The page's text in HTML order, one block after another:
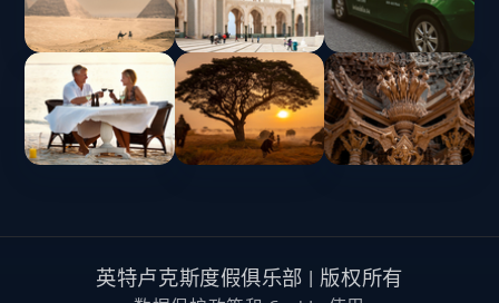
英特卢克斯度假俱乐部 | 版权所有